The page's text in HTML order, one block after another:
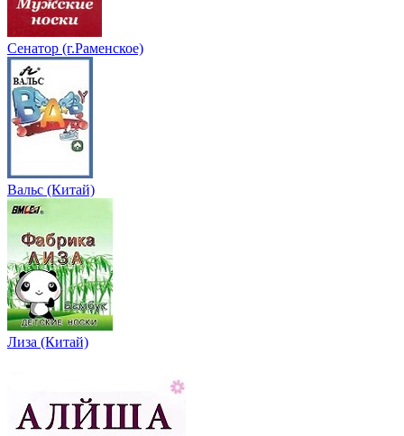
Сенатор (г.Раменское)
Вальс (Китай)
Лиза (Китай)